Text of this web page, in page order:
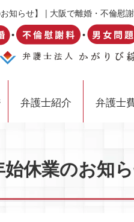
お知らせ】 | 大阪で離婚・不倫慰
弁護士紹介 弁護士
始休業のお知ら